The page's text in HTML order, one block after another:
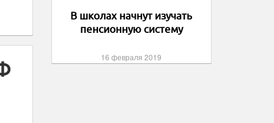
В школах начнут изучать
пенсионную систему
16 февраля 2019